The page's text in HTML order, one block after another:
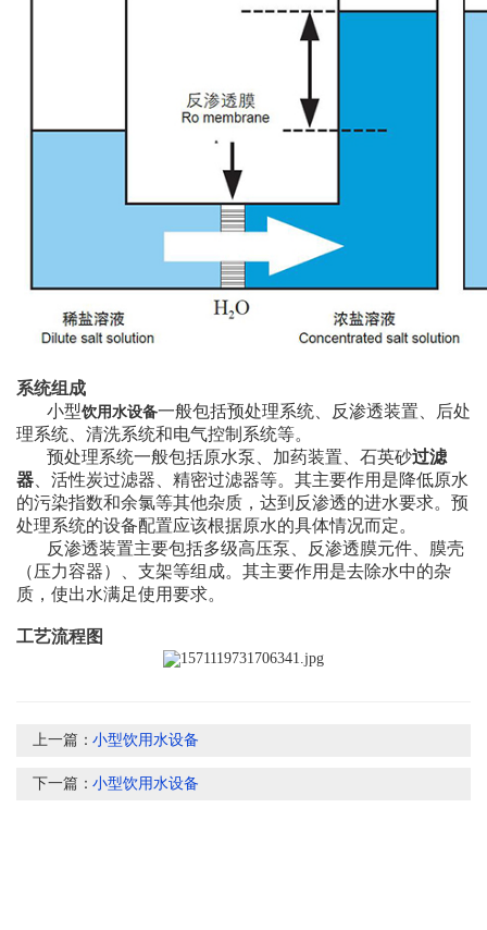
系统组成
小型饮用水设备一般包括预处理系统、反渗透装置、后处
理系统、清洗系统和电气控制系统等。
预处理系统一般包括原水泵、加药装置、石英砂过滤
器 、活性炭过滤器、精密过滤器等。其主要作用是降低原水
的污染指数和余氯等其他杂质，达到反渗透的进水要求。预
处理系统的设备配置应该根据原水的具体情况而定。
反渗透装置主要包括多级高压泵、反渗透膜元件、膜壳
（压力容器）、支架等组成。其主要作用是去除水中的杂
质，使出水满足使用要求。
工艺流程图
上一篇：小型饮用水设备
下一篇：小型饮用水设备